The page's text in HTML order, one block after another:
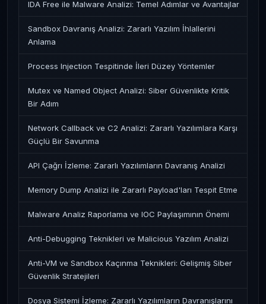
IDA Free ile Malware Analizi: Temel Adımlar ve Avantajlar
Sandbox Davranış Analizi: Zararlı Yazılım İhlallerini
Anlama
Process Injection Tespitinde İleri Düzey Yöntemler
Mutex ve Named Object Analizi: Siber Güvenlikte Kritik
Bir Adım
Network Callback ve C2 Analizi: Zararlı Yazılımlara Karşı
Güçlü Bir Savunma
API Çağrı İzleme: Zararlı Yazılımların Davranış Analizi
Memory Dump Analizi ile Zararlı Payload'ları Tespit Etme
Malware Analiz Raporlama ve IOC Paylaşımının Önemi
Anti-Debugging Teknikleri ve Malicious Yazılım Analizi
Anti-VM ve Sandbox Kaçınma Teknikleri: Gelişmiş Siber
Güvenlik Stratejileri
Dosya Sistemi İzleme: Zararlı Yazılımların Davranışlarını